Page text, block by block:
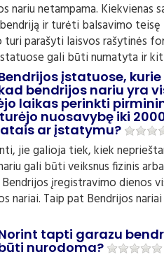
nariu netampama.
ir turėti balsavimo
turi parašyti laisvos rašytinės
gali būti numatyta ir
įstatuose,
bendrijos nariu yra
laikas perinkti
nuosavybę iki
ar įstatymu?
jie galioja tiek, kiek
gali būti veiksnus fizinis
įregistravimo dienos
nariai. Taip pat Bendrijos
tapti garazu
nurodoma?